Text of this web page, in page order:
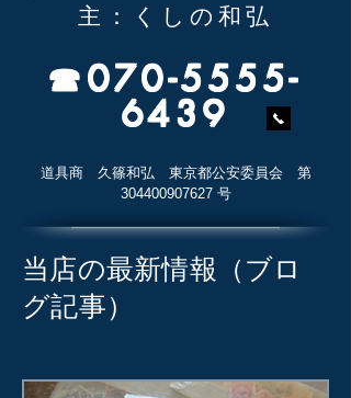
主：くしの和弘
☎070-5555-
6439
道具商 久篠和弘 東京都公安委員会 第
304400907627号
当店の最新情報（ブロ
グ記事）